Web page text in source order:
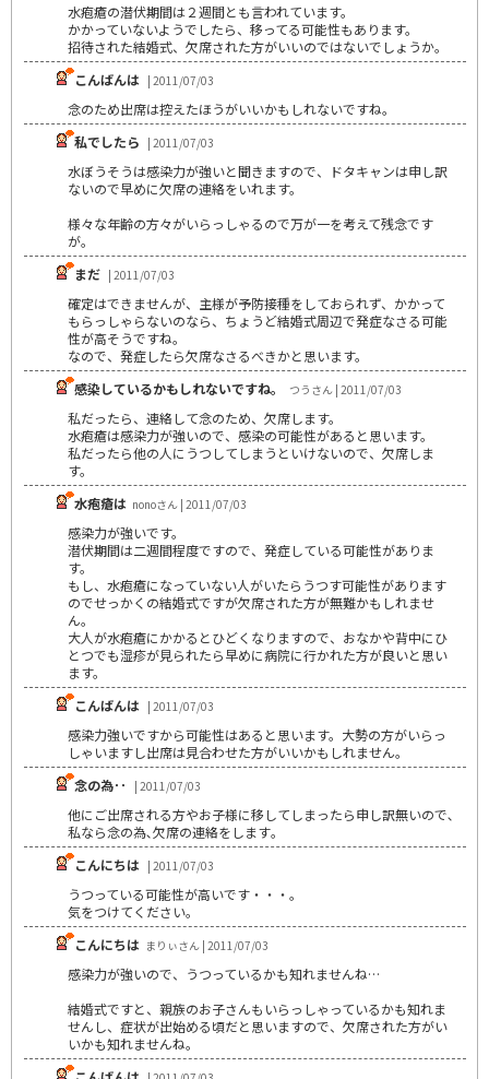
水疱瘡の潜伏期間は２週間とも言われています。
かかっていないようでしたら、移ってる可能性もあります。
招待された結婚式、欠席された方がいいのではないでしょうか。
こんばんは | 2011/07/03
念のため出席は控えたほうがいいかもしれないですね。
私でしたら | 2011/07/03
水ぼうそうは感染力が強いと聞きますので、ドタキャンは申し訳
ないので早めに欠席の連絡をいれます。
様々な年齢の方々がいらっしゃるので万が一を考えて残念です
が。
まだ | 2011/07/03
確定はできませんが、主様が予防接種をしておられず、かかって
もらっしゃらないのなら、ちょうど結婚式周辺で発症なさる可能
性が高そうですね。
なので、発症したら欠席なさるべきかと思います。
感染しているかもしれないですね。
つうさん | 2011/07/03
私だったら、連絡して念のため、欠席します。
水疱瘡は感染力が強いので、感染の可能性があると思います。
私だったら他の人にうつしてしまうといけないので、欠席しま
す。
水疱瘡は nonoさん | 2011/07/03
感染力が強いです。
潜伏期間は二週間程度ですので、発症している可能性がありま
す。
もし、水疱瘡になっていない人がいたらうつす可能性があります
のでせっかくの結婚式ですが欠席された方が無難かもしれませ
ん。
大人が水疱瘡にかかるとひどくなりますので、おなかや背中にひ
とつでも湿疹が見られたら早めに病院に行かれた方が良いと思い
ます。
こんばんは | 2011/07/03
感染力強いですから可能性はあると思います。大勢の方がいらっ
しゃいますし出席は見合わせた方がいいかもしれません。
念の為･･
| 2011/07/03
他にご出席される方やお子様に移してしまったら申し訳無いので､
私なら念の為､欠席の連絡をします｡
こんにちは | 2011/07/03
うつっている可能性が高いです・・・。
気をつけてください。
こんにちは まりぃさん | 2011/07/03
感染力が強いので、うつっているかも知れませんね…
結婚式ですと、親族のお子さんもいらっしゃっているかも知れま
せんし、症状が出始める頃だと思いますので、欠席された方がい
いかも知れませんね。